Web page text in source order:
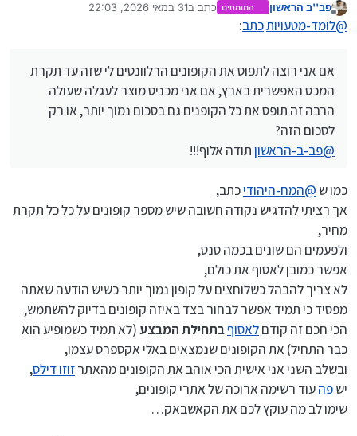
שעולה הרבה זה תופס את כל הקופנים גם בסכום נמוך
יותר, או רק לסכום הזה?
מנותק
פב''ב הראשון המומחים כתב ב31 במאי 2026, 22:03
נערך לאחרונה על ידי פב''ב הראשון
@לומד-מטעויותכתב:
אם אני רוצה לתפוס את הקופונים הרלוונטים לי שזה עד תקרת
המכס האפשרית בארץ, אם אני מכניס מוצר לעגלה שעולה
הרבה זה תופס את כל הקופנים גם בסכום נמוך יותר, או רק
לסכום הזה?
@פב-ב-הראשוןתודה אלוף!!!
כמו ש @המח-היהודיכתב,
אך רציתי להדגיש נקודה חשובה שיש מספר קופונים על כל כל תקרת
מחיר,
ולפעמים הם שונים בכמה סנט,
אפשר כמובן לאסוף את כולם,
לא צריך להבהל כשלוחצים על קופון נמוך יותר כשיש הודעה שאתה
מפסיד כי תמיד אפשר לבחור בצד באיזה קופונים בדיוק להשתמש,
הכי חכם זה קודםלאסוףבתחילת המבצע(לא תמיד כשמופיע הוא
כבר התחיל) את הקופונים שנמצאים באלי אקספרס עצמו,
ובשלב השני אני אישית הכי אוהב את הקופונים מהאתרזוזו דילס,
ישפהעוד רשימה ארוכה של אתרי קופונים,
שימו לב מה עוקץ לכם את הקאשבאק…